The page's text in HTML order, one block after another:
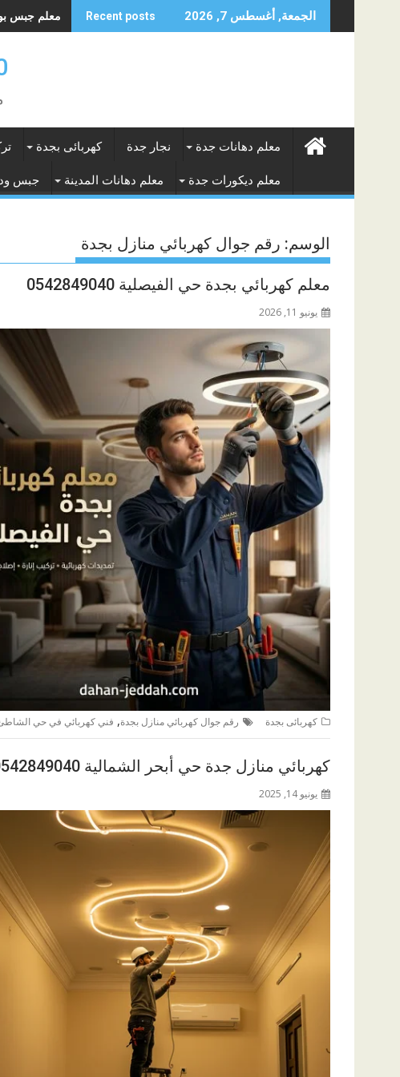
to
الجمعة, أغسطس 7, 2026 Recent posts معلم جبس بورد
معلم دهانات جدة نجار جدة كهربائى بجدة
معلم ديكورات جدة معلم دهانات المدينة جبس
الوسم: رقم جوال كهربائي منازل بجدة
معلم كهربائي بجدة حي الفيصلية 0542849040
يونيو 11, 2026
كهربائى بجدة رقم جوال كهربائي منازل بجدة, فني كهربائي في حي
كهربائي منازل جدة حي أبحر الشمالية 0542849040
يونيو 14, 2025